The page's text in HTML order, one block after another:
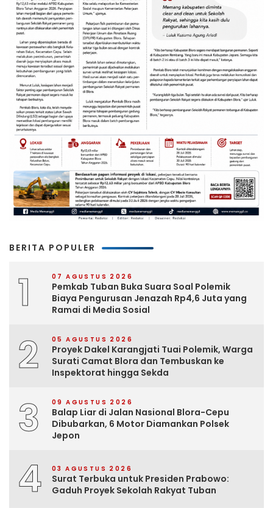
BERITA POPULER
1 07 AGUSTUS 2026
Pemkab Tuban Buka Suara Soal Polemik
Biaya Pengurusan Jenazah Rp4,6 Juta yang
Ramai di Media Sosial
2 05 AGUSTUS 2026
Proyek Dakel Karangjati Tuai Polemik, Warga
Surati Camat Blora dan Tembuskan ke
Inspektorat hingga Sekda
3 09 AGUSTUS 2026
Balap Liar di Jalan Nasional Blora-Cepu
Dibubarkan, 6 Motor Diamankan Polsek
Jepon
4 03 AGUSTUS 2026
Surat Terbuka untuk Presiden Prabowo:
Gaduh Proyek Sekolah Rakyat Tuban